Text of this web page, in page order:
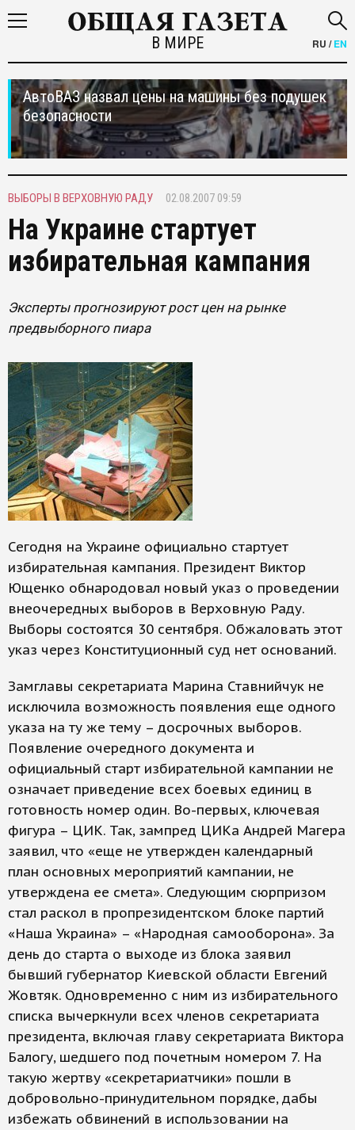
В МИРЕ RU /EN
АвтоВАЗ назвал цены на машины без подушек
безопасности
ВЫБОРЫ В ВЕРХОВНУЮ РАДУ 02.08.2007 09:59
На Украине стартует
избирательная кампания
Эксперты прогнозируют рост цен на рынке
предвыборного пиара
Сегодня на Украине официально стартует
избирательная кампания. Президент Виктор
Ющенко обнародовал новый указ о проведении
внеочередных выборов в Верховную Раду.
Выборы состоятся 30 сентября. Обжаловать этот
указ через Конституционный суд нет оснований.
Замглавы секретариата Марина Ставнийчук не
исключила возможность появления еще одного
указа на ту же тему – досрочных выборов.
Появление очередного документа и
официальный старт избирательной кампании не
означает приведение всех боевых единиц в
готовность номер один. Во-первых, ключевая
фигура – ЦИК. Так, зампред ЦИКа Андрей Магера
заявил, что «еще не утвержден календарный
план основных мероприятий кампании, не
утверждена ее смета». Следующим сюрпризом
стал раскол в пропрезидентском блоке партий
«Наша Украина» – «Народная самооборона». За
день до старта о выходе из блока заявил
бывший губернатор Киевской области Евгений
Жовтяк. Одновременно с ним из избирательного
списка вычеркнули всех членов секретариата
президента, включая главу секретариата Виктора
Балогу, шедшего под почетным номером 7. На
такую жертву «секретариатчики» пошли в
добровольно-принудительном порядке, дабы
избежать обвинений в использовании на